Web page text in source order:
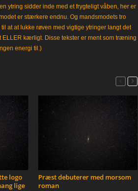
ytring sidder inde med et frygteligt våben, her er
er stærkere endnu. Og mandsmodets tro
at at lukke røven med vigtige ytringer langt det
kærligt. Disse tekster er ment som træning
energi til.)
logo
lige
Præst debuterer med morsom
roman